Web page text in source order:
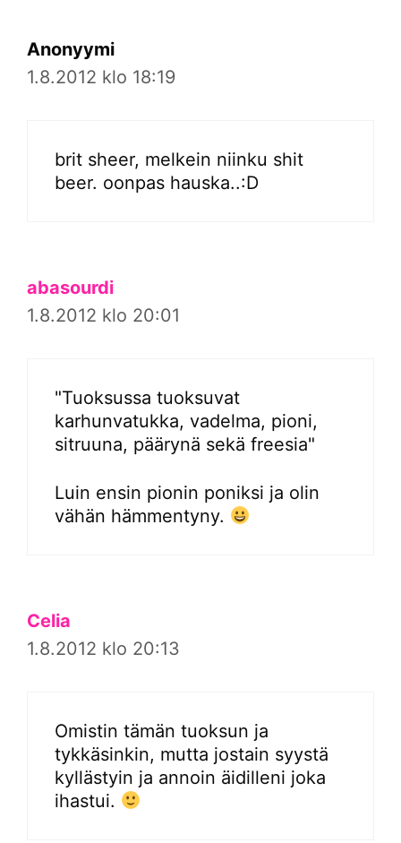
Anonyymi
1.8.2012 klo 18:19
brit sheer, melkein niinku shit
beer. oonpas hauska..:D
abasourdi
1.8.2012 klo 20:01
"Tuoksussa tuoksuvat
karhunvatukka, vadelma, pioni,
sitruuna, päärynä sekä freesia"
Luin ensin pionin poniksi ja olin
vähän hämmentyny.
Celia
1.8.2012 klo 20:13
Omistin tämän tuoksun ja
tykkäsinkin, mutta jostain syystä
kyllästyin ja annoin äidilleni joka
ihastui.